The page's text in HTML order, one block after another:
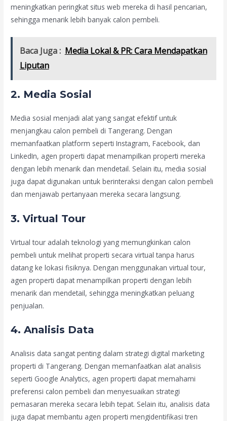
meningkatkan peringkat situs web mereka di hasil pencarian,
sehingga menarik lebih banyak calon pembeli.
Baca Juga : Media Lokal & PR: Cara Mendapatkan
Liputan
2. Media Sosial
Media sosial menjadi alat yang sangat efektif untuk
menjangkau calon pembeli di Tangerang. Dengan
memanfaatkan platform seperti Instagram, Facebook, dan
LinkedIn, agen properti dapat menampilkan properti mereka
dengan lebih menarik dan mendetail. Selain itu, media sosial
juga dapat digunakan untuk berinteraksi dengan calon pembeli
dan menjawab pertanyaan mereka secara langsung.
3. Virtual Tour
Virtual tour adalah teknologi yang memungkinkan calon
pembeli untuk melihat properti secara virtual tanpa harus
datang ke lokasi fisiknya. Dengan menggunakan virtual tour,
agen properti dapat menampilkan properti dengan lebih
menarik dan mendetail, sehingga meningkatkan peluang
penjualan.
4. Analisis Data
Analisis data sangat penting dalam strategi digital marketing
properti di Tangerang. Dengan memanfaatkan alat analisis
seperti Google Analytics, agen properti dapat memahami
preferensi calon pembeli dan menyesuaikan strategi
pemasaran mereka secara lebih tepat. Selain itu, analisis data
juga dapat membantu agen properti mengidentifikasi tren